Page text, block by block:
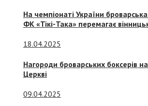
На чемпіонаті України
ФК «Тікі-Така» перемагає
18.04.2025
Нагороди броварських боксерів на
Церкві
09.04.2025